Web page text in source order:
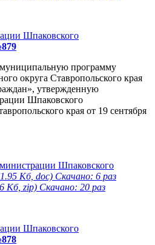
Шпаковского
программу
округа Ставропольского края
утвержденную
Шпаковского
края от 19 сентября
Шпаковского
Кб, doc) Скачано: 6 раз
Кб, zip) Скачано: 20 раз
Шпаковского